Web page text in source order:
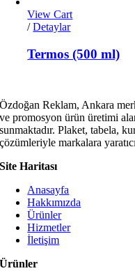
View Cart
/ Detaylar
Termos (500 ml)
Özdoğan Reklam, Ankara
ve promosyon ürün üretimi
sunmaktadır. Plaket, tabela,
çözümleriyle markalara
Site Haritası
Anasayfa
Hakkımızda
Ürünler
Hizmetler
İletişim
Ürünler